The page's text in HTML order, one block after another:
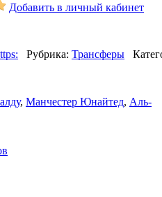
Добавить в личный кабинет
Рубрика: Трансферы
, Манчестер Юнайтед, Аль-